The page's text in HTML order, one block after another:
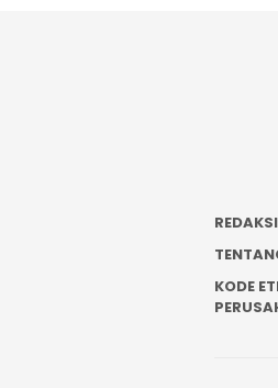
REDAKSI
KODE